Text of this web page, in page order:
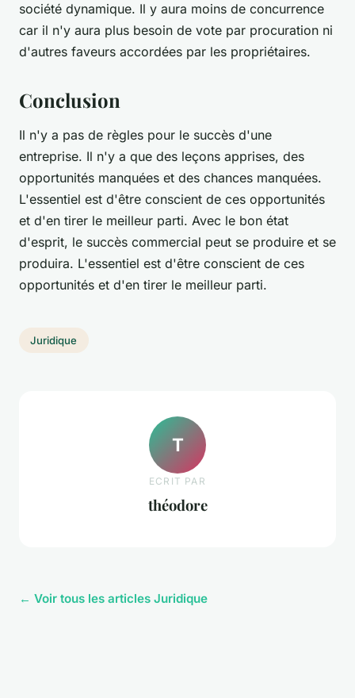
société dynamique. Il y aura moins de concurrence
car il n'y aura plus besoin de vote par procuration ni
d'autres faveurs accordées par les propriétaires.
Conclusion
Il n'y a pas de règles pour le succès d'une
entreprise. Il n'y a que des leçons apprises, des
opportunités manquées et des chances manquées.
L'essentiel est d'être conscient de ces opportunités
et d'en tirer le meilleur parti. Avec le bon état
d'esprit, le succès commercial peut se produire et se
produira. L'essentiel est d'être conscient de ces
opportunités et d'en tirer le meilleur parti.
Juridique
T
ECRIT PAR
théodore
← Voir tous les articles Juridique